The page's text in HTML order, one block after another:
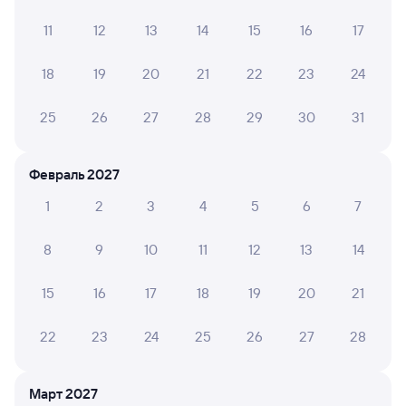
ОЛЬГА Б.
обыкновенный, оба чистые и приятно пахнущие. По
слухам, вагон штабной, поэтому подход к чистоте
особый. Персонал приветливый, всегда готовый уго...
10 МУЛОИКРОМ Б.
Чистый вагон, дружелюбный персонал. Рекомендую
11 12 13 14 15 16 17
18 19 20 21 22 23 24
25 26 27 28 29 30 31
Февраль 2027
1
2 3 4 5 6 7
8 9 10 11 12 13 14
15 16 17 18 19 20 21
22 23 24 25 26 27 28
Март 2027